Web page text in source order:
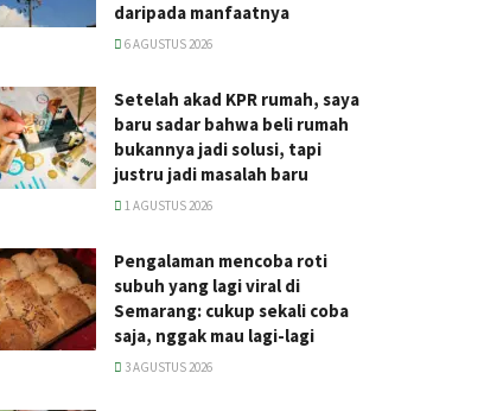
daripada manfaatnya
6 AGUSTUS 2026
Setelah akad KPR rumah, saya
baru sadar bahwa beli rumah
bukannya jadi solusi, tapi
justru jadi masalah baru
1 AGUSTUS 2026
Pengalaman mencoba roti
subuh yang lagi viral di
Semarang: cukup sekali coba
saja, nggak mau lagi-lagi
3 AGUSTUS 2026